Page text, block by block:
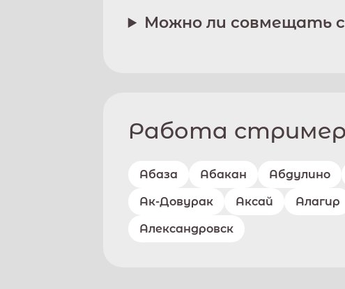
Можно ли совмещать
Работа
Абаза Абакан Абдулино
Ак-Довурак Аксай Алагир
Александровск